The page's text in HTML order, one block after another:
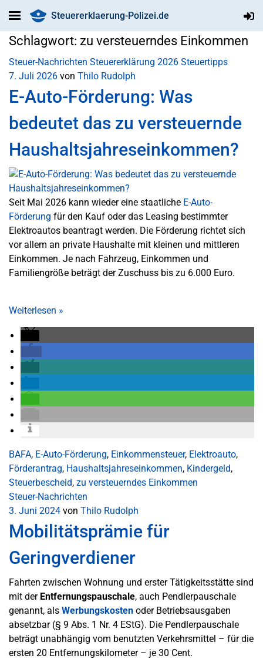
Steuererklaerung-Polizei.de
Schlagwort: zu versteuerndes Einkommen
Steuer-Nachrichten Steuererklärung 2026 Steuertipps
7. Juli 2026 von Thilo Rudolph
E-Auto-Förderung: Was
bedeutet das zu versteuernde
Haushaltsjahreseinkommen?
Seit Mai 2026 kann wieder eine staatliche E-Auto-
Förderung für den Kauf oder das Leasing bestimmter
Elektroautos beantragt werden. Die Förderung richtet sich
vor allem an private Haushalte mit kleinen und mittleren
Einkommen. Je nach Fahrzeug, Einkommen und
Familiengröße beträgt der Zuschuss bis zu 6.000 Euro.
Weiterlesen »
BAFA, E-Auto-Förderung, Einkommensteuer, Elektroauto,
Förderantrag, Haushaltsjahreseinkommen, Kindergeld,
Steuerbescheid, zu versteuerndes Einkommen
Steuer-Nachrichten
3. Juni 2024 von Thilo Rudolph
Mobilitätsprämie für
Geringverdiener
Fahrten zwischen Wohnung und erster Tätigkeitsstätte sind
mit der Entfernungspauschale, auch Pendlerpauschale
genannt, als Werbungskosten oder Betriebsausgaben
absetzbar (§ 9 Abs. 1 Nr. 4 EStG). Die Pendlerpauschale
beträgt unabhängig vom benutzten Verkehrsmittel – für die
ersten 20 Entfernungskilometer – je 30 Cent.